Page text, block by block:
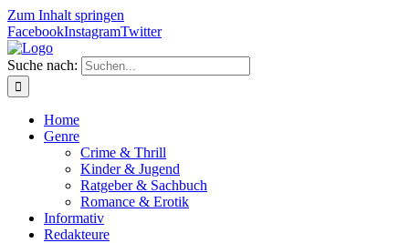
Zum Inhalt springen
FacebookInstagramTwitter
Suche nach:
Home
Genre
Crime & Thrill
Kinder & Jugend
Ratgeber & Sachbuch
Romance & Erotik
Informativ
Redakteure